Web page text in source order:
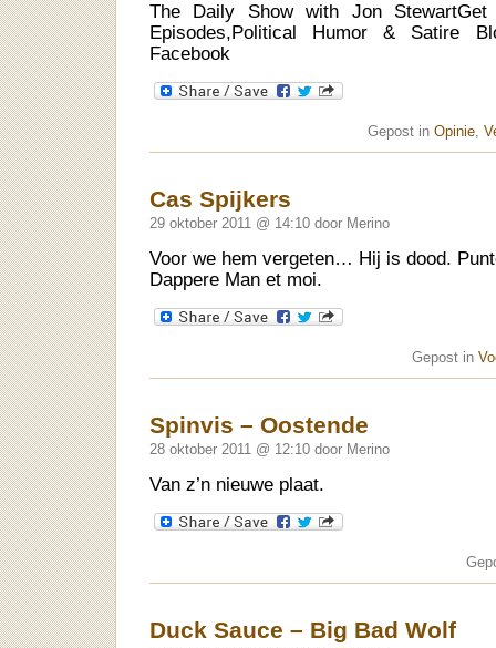
The Daily Show with Jon
Episodes,Political Humor & Satire
Facebook
Gepost in Opinie,
Cas Spijkers
29 oktober 2011 @ 14:10 door Merino
Voor we hem vergeten… Hij is dood.
Dappere Man et moi.
Gepost in
Spinvis – Oostende
28 oktober 2011 @ 12:10 door Merino
Van z’n nieuwe plaat.
Duck Sauce – Big Bad Wolf